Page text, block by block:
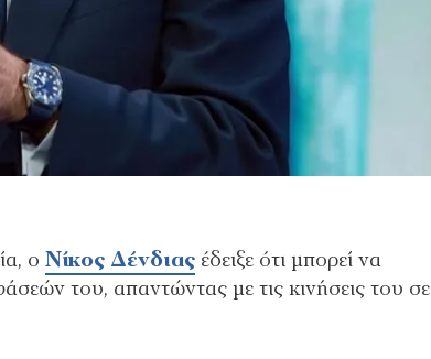
ο Νίκος Δένδιαςέδειξε ότι μπορεί να
του, απαντώντας με τις κινήσεις του σε